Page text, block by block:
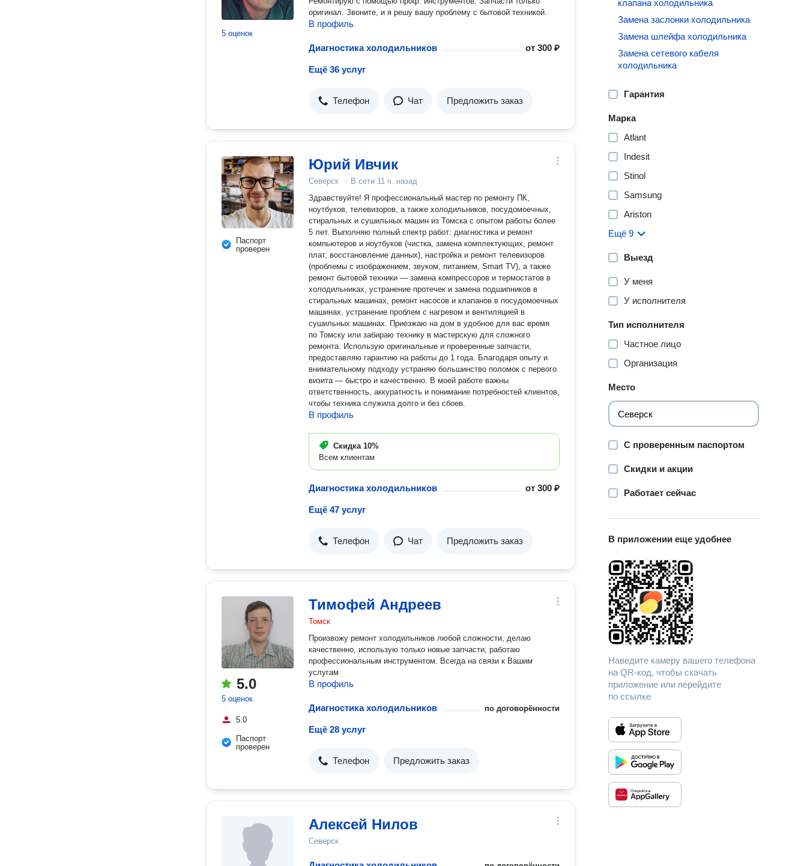
5 оценок
оригинал. Звоните, и я решу вашу проблему с бытовой техникой.
В профиль
Диагностика холодильников от300 ₽
Ещё 36 услуг
Телефон Чат Предложить заказ
Паспорт
проверен
Юрий Ивчик
Северск · В сети 11 ч. назад
Здравствуйте! Я профессиональный мастер по ремонту ПК,
ноутбуков, телевизоров, а также холодильников, посудомоечных,
стиральных и сушильных машин из Томска с опытом работы более
5 лет. Выполняю полный спектр работ: диагностика и ремонт
компьютеров и ноутбуков (чистка, замена комплектующих, ремонт
плат, восстановление данных), настройка и ремонт телевизоров
(проблемы с изображением, звуком, питанием, Smart TV), а также
ремонт бытовой техники — замена компрессоров и термостатов в
холодильниках, устранение протечек и замена подшипников в
стиральных машинах, ремонт насосов и клапанов в посудомоечных
машинах, устранение проблем с нагревом и вентиляцией в
сушильных машинах. Приезжаю на дом в удобное для вас время
по Томску или забираю технику в мастерскую для сложного
ремонта. Использую оригинальные и проверенные запчасти,
предоставляю гарантию на работы до 1 года. Благодаря опыту и
внимательному подходу устраняю большинство поломок с первого
визита — быстро и качественно. В моей работе важны
ответственность, аккуратность и понимание потребностей клиентов,
чтобы техника служила долго и без сбоев.
В профиль
Скидка 10%
Всем клиентам
Диагностика холодильников от300 ₽
Ещё 47 услуг
Телефон Чат Предложить заказ
5.0
5 оценок
5.0
Паспорт
проверен
Тимофей Андреев
Томск
Произвожу ремонт холодильников любой сложности, делаю
качественно, использую только новые запчасти, работаю
профессиональным инструментом. Всегда на связи к Вашим
услугам
В профиль
Диагностика холодильников по договорённости
Ещё 28 услуг
Телефон Предложить заказ
Алексей Нилов
Северск
клапана холодильника
Замена заслонки холодильника
Замена шлейфа холодильника
Замена сетевого кабеля
холодильника
Гарантия
Марка
Atlant
Indesit
Stinol
Samsung
Ariston
Ещё 9
Выезд
У меня
У исполнителя
Тип исполнителя
Частное лицо
Организация
Место
С проверенным паспортом
Скидки и акции
Работает сейчас
В приложении еще удобнее
Наведите камеру вашего телефона
на QR-код, чтобы скачать
приложение или перейдите
по ссылке